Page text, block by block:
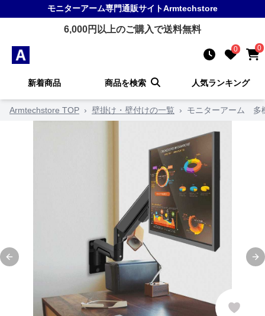
モニターアーム専門通販サイトArmtechstore
6,000円以上のご購入で送料無料
0 0
新着商品 商品を検索 人気ランキング
Armtechstore TOP › 壁掛け・壁付けの一覧 › モニターアーム 多
Previous slide